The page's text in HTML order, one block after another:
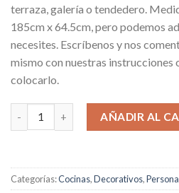
terraza, galería o tendedero.
185cm x 64.5cm, pero podemos
necesites. Escríbenos y nos
mismo con nuestras instrucciones
colocarlo.
AÑADIR AL
Categorías:Cocinas,Decorativos,